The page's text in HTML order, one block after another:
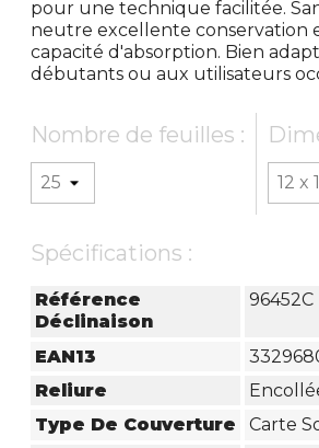
pour une technique facilitée.
neutre excellente conservation
capacité d'absorption. Bien
débutants ou aux utilisateurs
Nombre de feuilles :
Spécifications :
Référence
Déclinaison
96452C
EAN13
Reliure
Type De Couverture
Carte